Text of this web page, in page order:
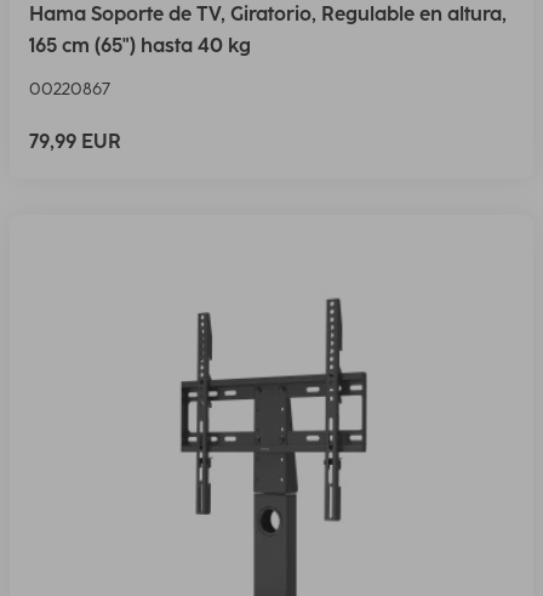
Hama Soporte de TV, Giratorio, Regulable en altura,
165 cm (65") hasta 40 kg
00220867
79,99 EUR